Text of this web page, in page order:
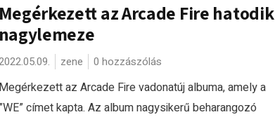
Megérkezett az Arcade Fire hatodik
nagylemeze
zene 0 hozzászólás
Megérkezett az Arcade Fire vadonatúj albuma, amely a
”WE” címet kapta. Az album nagysikerű beharangozó